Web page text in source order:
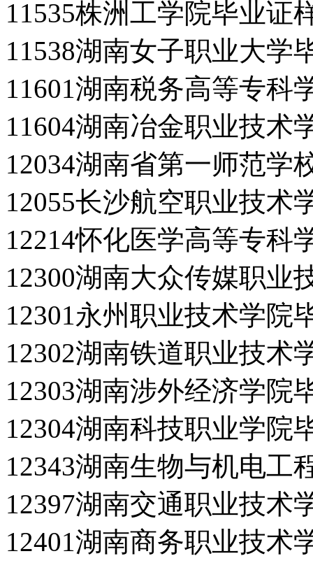
11535株洲工学院毕业证
11538湖南女子职业大学
11601湖南税务高等专科
11604湖南冶金职业技术
12034湖南省第一师范学
12055长沙航空职业技术
12214怀化医学高等专科
12300湖南大众传媒职业
12301永州职业技术学院
12302湖南铁道职业技术
12303湖南涉外经济学院
12304湖南科技职业学院
12343湖南生物与机电工
12397湖南交通职业技术
12401湖南商务职业技术